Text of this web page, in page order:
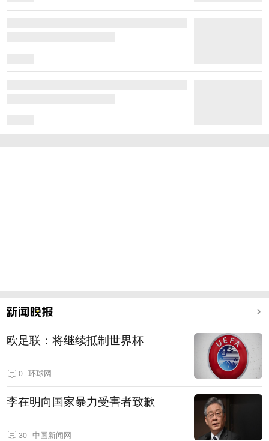
欧足联：将继续抵制世界杯
0 环球网
李在明向国家暴力受害者致歉
30 中国新闻网